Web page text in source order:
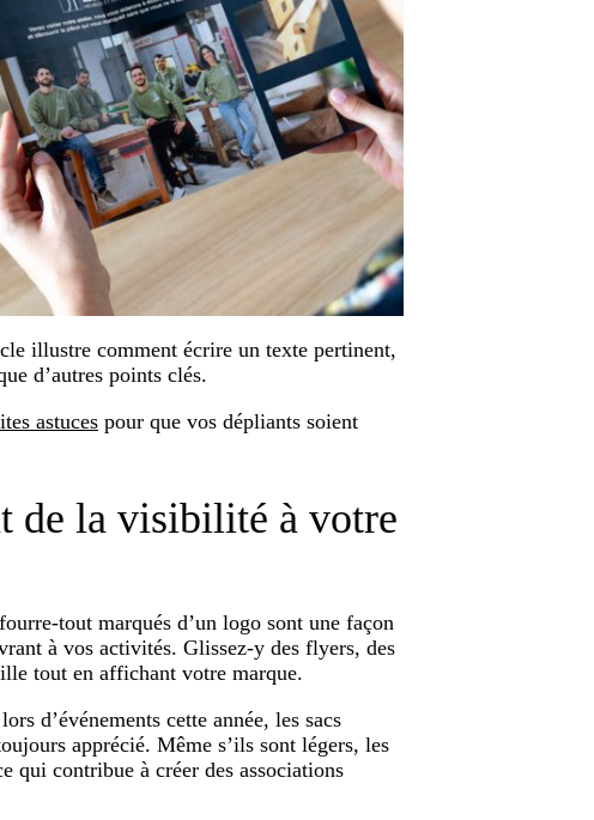
illustre comment écrire un texte pertinent,
d’autres points clés.
astuces pour que vos dépliants soient
de la visibilité à votre
tout marqués d’un logo sont une façon
à vos activités. Glissez-y des flyers, des
tout en affichant votre marque.
d’événements cette année, les sacs
apprécié. Même s’ils sont légers, les
qui contribue à créer des associations